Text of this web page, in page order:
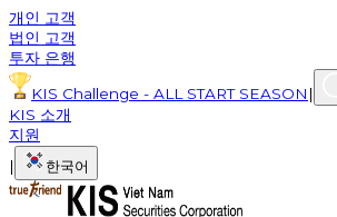
개인 고객
법인 고객
투자 은행
KIS Challenge - ALL START SEASON |
KIS 소개
지원
|
한국어